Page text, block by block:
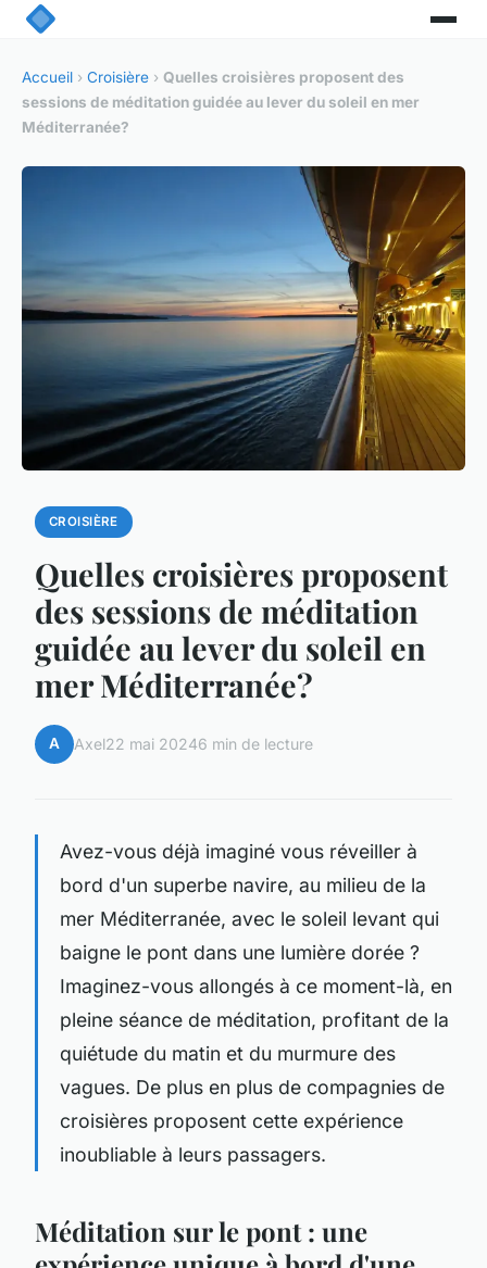
Accueil › Croisière › Quelles croisières proposent des
sessions de méditation guidée au lever du soleil en mer
Méditerranée?
CROISIÈRE
Quelles croisières proposent
des sessions de méditation
guidée au lever du soleil en
mer Méditerranée?
A Axel22 mai 20246 min de lecture
Avez-vous déjà imaginé vous réveiller à
bord d'un superbe navire, au milieu de la
mer Méditerranée, avec le soleil levant qui
baigne le pont dans une lumière dorée ?
Imaginez-vous allongés à ce moment-là, en
pleine séance de méditation, profitant de la
quiétude du matin et du murmure des
vagues. De plus en plus de compagnies de
croisières proposent cette expérience
inoubliable à leurs passagers.
Méditation sur le pont : une